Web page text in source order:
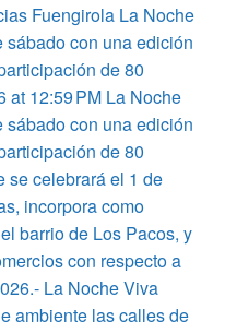
Fuengirola La Noche
con una edición
de 80
at 12:59 PM La Noche
con una edición
de 80
se celebrará el 1 de
incorpora como
barrio de Los Pacos, y
con respecto a
La Noche Viva
ambiente las calles de